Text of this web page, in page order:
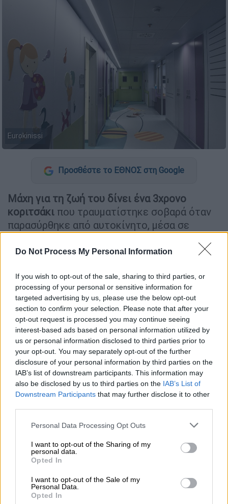
Do Not Process My Personal Information
If you wish to opt-out of the sale, sharing to third parties, or
processing of your personal or sensitive information for
targeted advertising by us, please use the below opt-out
section to confirm your selection. Please note that after your
opt-out request is processed you may continue seeing
interest-based ads based on personal information utilized by
us or personal information disclosed to third parties prior to
your opt-out. You may separately opt-out of the further
disclosure of your personal information by third parties on the
IAB’s list of downstream participants. This information may
also be disclosed by us to third parties on the IAB’s List of
Downstream Participants that may further disclose it to other
Please note that this website/app uses one or more Google
not limited to your visit or usage behaviour. You may click to
grant or deny consent to Google and its third-party tags to
use your data for below specified purposes in below Google
consent section.
Personal Data Processing Opt Outs
I want to opt-out of the Sharing of my
personal data.
Opted In
I want to opt-out of the Sale of my
Personal Data.
Opted In
Eurokinissi
Προσθέστε το ΕΘΝΟΣ στη Google
Μάχη για τη ζωή του δίνει ένα 3χρονο
κοριτσάκι που τραυματίστηκε σοβαρά όταν
παρασύρθηκε από αυτοκίνητο, μέσα σε
νοσηλεύεται σεκρίσιμη κατάσταση
στη ΜΕΘ
Κυριακού».
Το περιστατικό έφερε ξανά στο προσκήνιο
τιςσυνθήκες διαβίωσης ανήλικων παιδιών
σε καταυλισμούς της Δυτικής Αττικής, με το
«Χαμόγελο του Παιδιού» να αποκαλύπτει ότι
είχε ήδη ενημερώσει τις αρμόδιες Αρχές για
περιπτώσεις παραμέλησης και εγκατάλειψης
ανηλίκων.
ΔΙΑΒΑΣΤΕ ΕΠΙΣΗΣ
Ελλάδα|03.06.2026 23:32
Γυναικοκτονία στην Καλαμάτα:
Μαρτυρία-σοκ από γείτονα -
γιατί;”»